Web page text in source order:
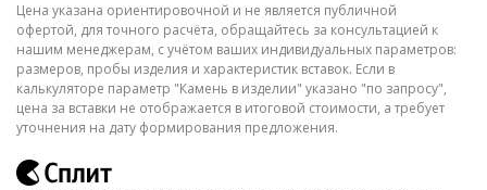
Цена указана ориентировочной и не является публичной
офертой, для точного расчёта, обращайтесь за консультацией к
нашим менеджерам, с учётом ваших индивидуальных параметров:
размеров, пробы изделия и характеристик вставок. Если в
калькуляторе параметр "Камень в изделии" указано "по запросу",
цена за вставки не отображается в итоговой стоимости, а требует
уточнения на дату формирования предложения.